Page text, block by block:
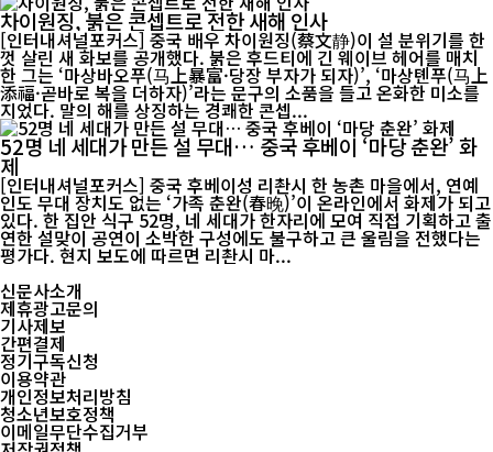
차이원징, 붉은 콘셉트로 전한 새해 인사
[인터내셔널포커스] 중국 배우 차이원징(蔡文静)이 설 분위기를 한
껏 살린 새 화보를 공개했다. 붉은 후드티에 긴 웨이브 헤어를 매치
한 그는 ‘마상바오푸(马上暴富·당장 부자가 되자)’, ‘마상톈푸(马上
添福·곧바로 복을 더하자)’라는 문구의 소품을 들고 온화한 미소를
지었다. 말의 해를 상징하는 경쾌한 콘셉...
52명 네 세대가 만든 설 무대… 중국 후베이 ‘마당 춘완’ 화
제
[인터내셔널포커스] 중국 후베이성 리촨시 한 농촌 마을에서, 연예
인도 무대 장치도 없는 ‘가족 춘완(春晚)’이 온라인에서 화제가 되고
있다. 한 집안 식구 52명, 네 세대가 한자리에 모여 직접 기획하고 출
연한 설맞이 공연이 소박한 구성에도 불구하고 큰 울림을 전했다는
평가다. 현지 보도에 따르면 리촨시 마...
신문사소개
제휴광고문의
기사제보
간편결제
정기구독신청
이용약관
개인정보처리방침
청소년보호정책
이메일무단수집거부